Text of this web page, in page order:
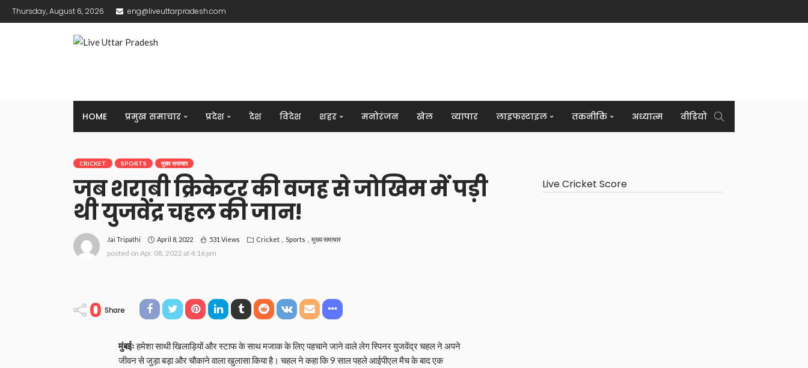
Thursday, August 6, 2026 eng@liveuttarpradesh.com
HOME प्रमुख समाचार प्रदेश देश विदेश शहर मनोरंजन खेल व्यापार लाइफस्टाइल तकनीकि अध्यात्म वीडियो
CRICKET SPORTS मुख्य समाचार
जब शराबी क्रिकेटर की वजह से जोखिम में पड़ी
थी युजवेंद्र चहल की जान!
Jai Tripathi April 8, 2022 531 Views Cricket Sports मुख्य समाचार
posted on Apr. 08, 2022 at 4:16 pm
0 Share
मुंबईःहमेशा साथी खिलाड़ियों और स्टाफ के साथ मजाक के लिए पहचाने जाने वाले लेग स्पिनर युजवेंद्र चहल ने अपने
जीवन से जुड़ा बड़ा और चौकाने वाला खुलासा किया है। चहल ने कहा कि 9 साल पहले आईपीएल मैच के बाद एक
Live Cricket Score